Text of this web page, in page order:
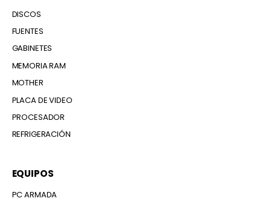
DISCOS
FUENTES
GABINETES
MEMORIA RAM
MOTHER
PLACA DE VIDEO
PROCESADOR
REFRIGERACIÓN
EQUIPOS
PC ARMADA